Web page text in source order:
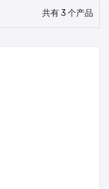
共有 3 个产品